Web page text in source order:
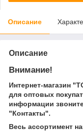
Описание
Описание
Внимание!
Интернет-магазин
для оптовых
информации
"Контакты".
Весь ассортимент